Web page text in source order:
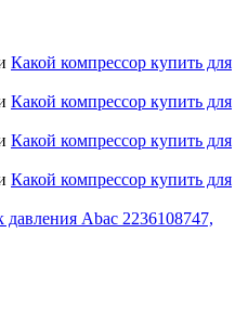
Какой компрессор купить для
Какой компрессор купить для
Какой компрессор купить для
Какой компрессор купить для
давления Abac 2236108747,